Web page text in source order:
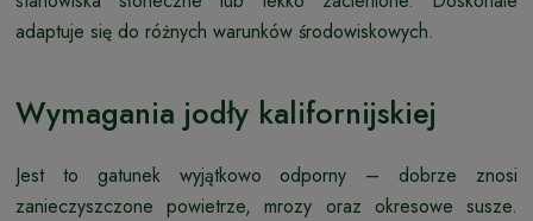
adaptuje się do różnych warunków środowiskowych.
Wymagania jodły kalifornijskiej
Jest to gatunek wyjątkowo odporny – dobrze znosi
zanieczyszczone powietrze, mrozy oraz okresowe susze.